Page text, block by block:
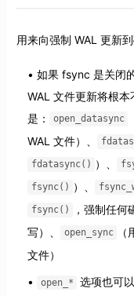
用来向强制 WAL 更新到
如果 fsync 是关闭
WAL 文件更新将根
是：
open_datasync
WAL 文件）、
fdatasync() ）、
fsync() ）、
fsync()
，强制任何
写）、
open_sync （
文件）
open_* 选项也可